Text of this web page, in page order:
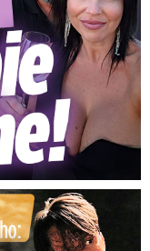
si svého tátu